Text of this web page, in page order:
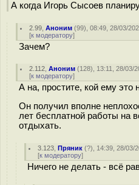
А когда Игорь Сысоев
2.99 ,Аноним (99), 08:49, 28/03/
[к модератору]
Зачем?
2.112 ,Аноним (128), 13:11, 28/03/
[к модератору]
А на, простите, кой ему это
Он получил вполне
лет бесплатной работы на
отдыхать.
3.123 ,Пряник (?), 14:39, 28/03/
[к модератору]
Ничего не делать - всё